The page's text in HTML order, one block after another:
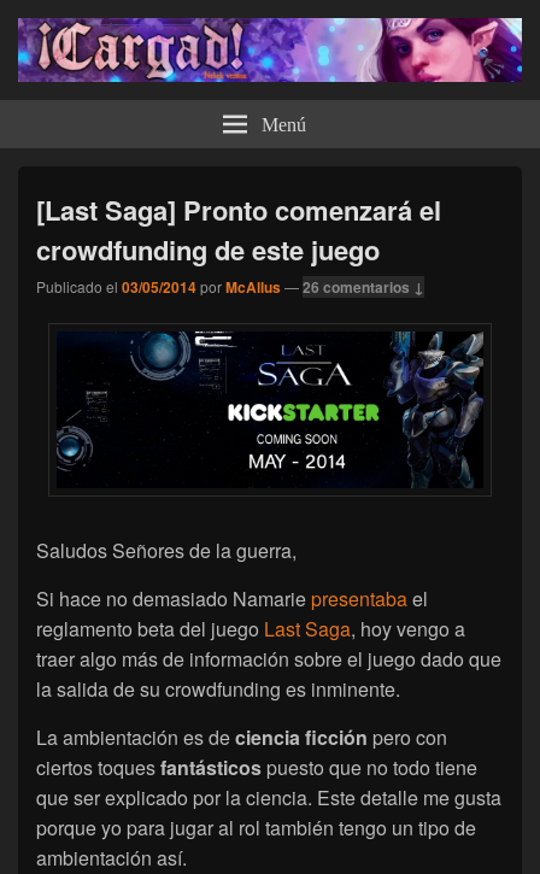
¡Cargad! Menú
[Last Saga] Pronto comenzará el
crowdfunding de este juego
Publicado el 03/05/2014porMcAllus—26 comentarios ↓
Saludos Señores de la guerra,
Si hace no demasiado Namariepresentabael
reglamento beta del juego Last Saga, hoy vengo a
traer algo más de información sobre el juego dado que
la salida de su crowdfunding es inminente.
La ambientación es deciencia ficción pero con
ciertos toquesfantásticos puesto que no todo tiene
que ser explicado por la ciencia. Este detalle me gusta
porque yo para jugar al rol también tengo un tipo de
ambientación así.